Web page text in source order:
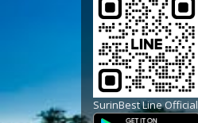
SurinBest Line Official